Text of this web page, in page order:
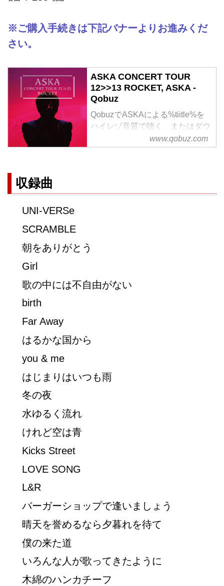
※ご購入手続きは下記バナーよりお進みくだ
さい。
ASKA CONCERT TOUR
12>>13 ROCKET, ASKA -
Qobuz
QobuzでASKAによる%tiitle%を
ハイレゾ音質で聴く、またはダウ
サブスクリプションは¥1,280/月
www.qobuz.com
収録曲
UNI-VERSe
SCRAMBLE
朝をありがとう
Girl
歌の中には不自由がない
birth
Far Away
はるかな国から
you & me
はじまりはいつも雨
冬の夜
水ゆるく流れ
けれど空は青
Kicks Street
LOVE SONG
L&R
バーガーショップで逢いましょう
晴天を誉めるなら夕暮れを待て
僕の来た道
いろんな人が歌ってきたように
木綿のハンカチーフ